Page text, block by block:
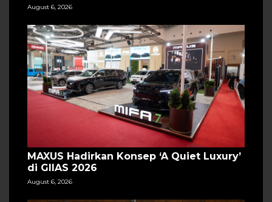
August 6, 2026
MAXUS Hadirkan Konsep ‘A Quiet Luxury’
di GIIAS 2026
August 6, 2026